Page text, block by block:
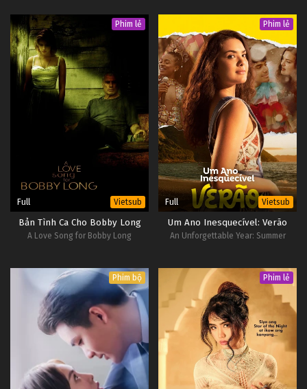
Phim lẻ
Full Vietsub
Bản Tình Ca Cho Bobby Long
A Love Song for Bobby Long
Phim lẻ
Full Vietsub
Um Ano Inesquecível: Verão
An Unforgettable Year: Summer
Phim bộ Phim lẻ